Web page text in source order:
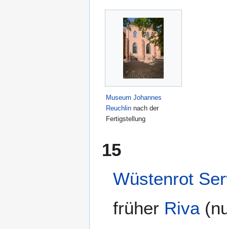
Museum Johannes
Reuchlin nach der
Fertigstellung
15
Wüstenrot
früher Riva